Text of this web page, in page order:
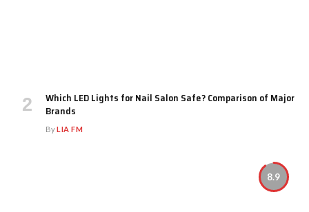
Which LED Lights for Nail Salon Safe? Comparison of Major
Brands
ByLIA FM
8.9